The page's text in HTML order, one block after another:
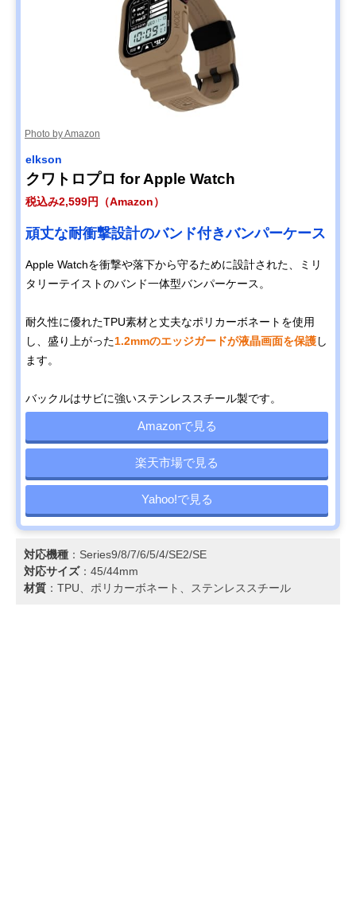
Photo by Amazon
elkson
クワトロプロ for Apple Watch
税込み2,599円（Amazon）
頑丈な耐衝撃設計のバンド付きバンパーケース
Apple Watchを衝撃や落下から守るために設計された、ミリ
タリーテイストのバンド一体型バンパーケース。
耐久性に優れたTPU素材と丈夫なポリカーボネートを使用
し、盛り上がった1.2mmのエッジガードが液晶画面を保護し
ます。
バックルはサビに強いステンレススチール製です。
Amazonで見る
楽天市場で見る
Yahoo!で見る
対応機種 ：Series9/8/7/6/5/4/SE2/SE
対応サイズ：45/44mm
材質 ：TPU、ポリカーボネート、ステンレススチール